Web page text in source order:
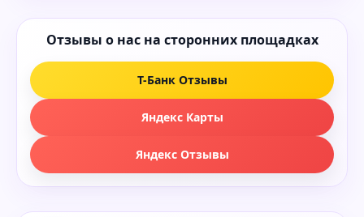
Отзывы о нас на сторонних площадках
Т-Банк Отзывы
Яндекс Карты
Яндекс Отзывы